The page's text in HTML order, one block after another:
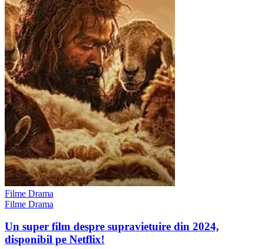
Filme Drama
Filme Drama
Un super film despre supravietuire din 2024,
disponibil pe Netflix!